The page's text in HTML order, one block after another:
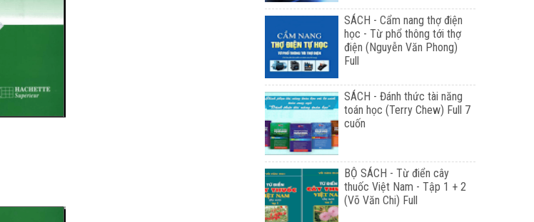
SÁCH - Cẩm nang thợ điện
học - Từ phổ thông tới thợ
điện (Nguyễn Văn Phong)
Full
SÁCH - Đánh thức tài năng
toán học (Terry Chew) Full 7
cuốn
BỘ SÁCH - Từ điển cây
thuốc Việt Nam - Tập 1 + 2
(Võ Văn Chi) Full